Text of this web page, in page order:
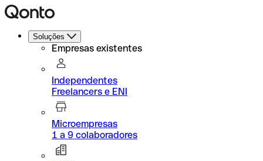
Soluções
Empresas existentes
Independentes
Freelancers e ENI
Microempresas
1 a 9 colaboradores